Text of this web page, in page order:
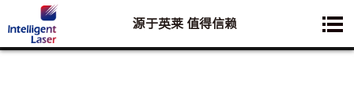
您想要了解的业务是:
源于英莱 值得信赖